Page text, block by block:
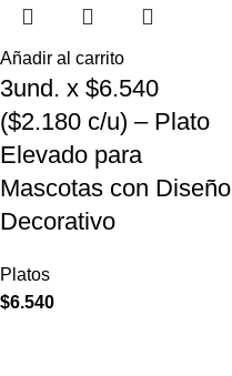
Añadir al carrito
3und. x $6.540
($2.180 c/u) – Plato
Elevado para
Mascotas con Diseño
Decorativo
Platos
$6.540